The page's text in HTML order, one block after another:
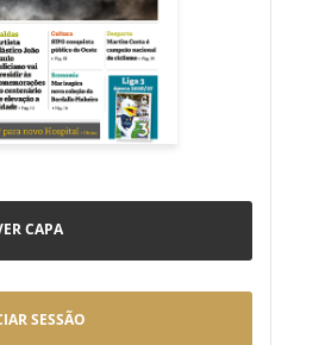
CAPA
SESSÃO